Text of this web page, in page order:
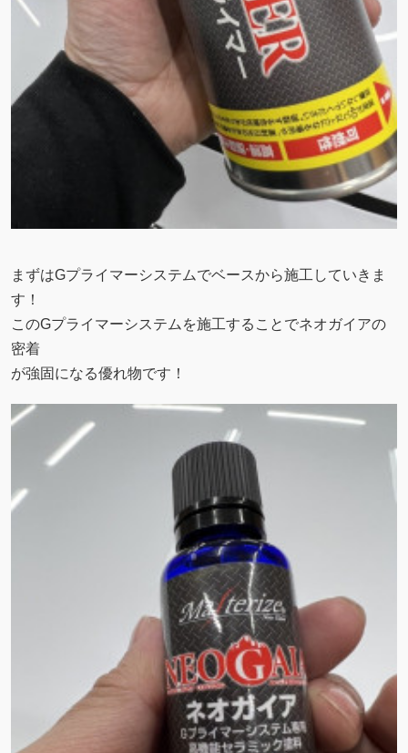
まずはGプライマーシステムでベースから施工していきま
す！
このGプライマーシステムを施工することでネオガイアの
密着
が強固になる優れ物です！